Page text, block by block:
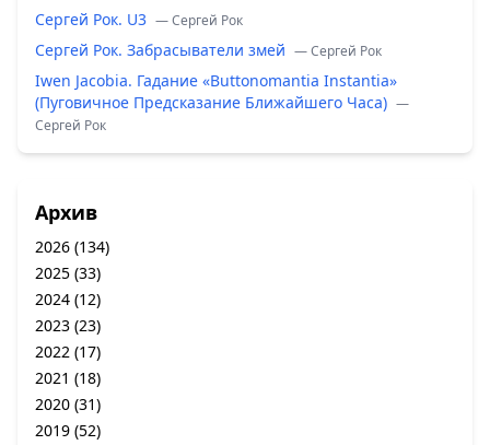
Сергей Рок. U3 — Сергей Рок
Сергей Рок. Забрасыватели змей — Сергей Рок
Iwen Jacobia. Гадание «Buttonomantia Instantia»
(Пуговичное Предсказание Ближайшего Часа) —
Сергей Рок
Архив
2026 (134)
2025 (33)
2024 (12)
2023 (23)
2022 (17)
2021 (18)
2020 (31)
2019 (52)